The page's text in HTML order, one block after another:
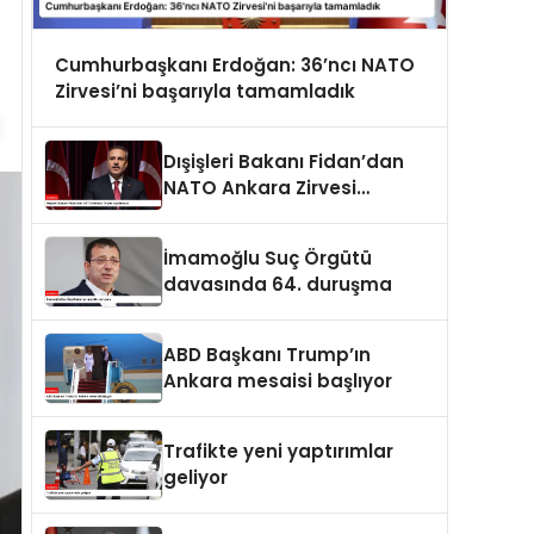
Cumhurbaşkanı Erdoğan: 36’ncı NATO
Zirvesi’ni başarıyla tamamladık
Dışişleri Bakanı Fidan’dan
NATO Ankara Zirvesi
İmamoğlu Suç Örgütü
davasında 64. duruşma
ABD Başkanı Trump’ın
Ankara mesaisi başlıyor
Trafikte yeni yaptırımlar
geliyor